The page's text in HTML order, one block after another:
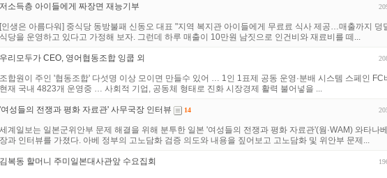
저소득층 아이들에게 짜장면 재능기부
[인생은 아름다워] 중식당 동방불패 신동오 대표 "지역 복지관 아이들에게 무료료 식사 제공…매출까지 덩
식당을 운영하고 있다고 가정해 보자. 그런데 하루 매출이 10만원 남짓으로 인건비와 재료비를 떼...
우리모두가 CEO, 영어협동조합 잉쿱 외
조합원이 주인 '협동조합' 다섯명 이상 모이면 만들수 있어 … 1인 1표제 공동 운영·분배 시스템 스페인 FC
현재 국내 4823개 운영중 … 사회적 기업, 공동체 형태로 진화 시장경제 활력 불어넣을 ...
'여성들의 전쟁과 평화 자료관' 사무국장 인터뷰 14
세계일보는 일본군위안부 문제 해결을 위해 분투한 일본 '여성들의 전쟁과 평화 자료관'(웜·WAM) 와타나
장과 인터뷰를 가졌다. 아베 정부의 고노담화 검증 의도와 내용을 짚어보고 고노담화 및 위안부 문제...
김복동 할머니 주미일본대사관앞 수요집회